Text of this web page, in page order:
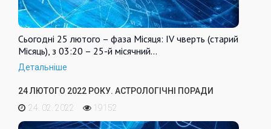
Сьогодні 25 лютого – фаза Місяця: IV чверть (старий
Місяць), з 03:20 – 25-й місячний…
Детальніше
24 ЛЮТОГО 2022 РОКУ. АСТРОЛОГІЧНІ ПОРАДИ
24. 02. 2022
19152